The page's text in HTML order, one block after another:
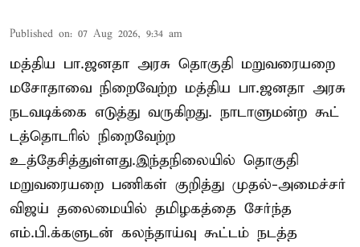
Published on: 07 Aug 2026, 9:34 am
மத்திய பா.ஜனதா அரசு தொகுதி மறுவரையறை
மசோதாவை நிறைவேற்ற மத்திய பா.ஜனதா அரசு
நடவடிக்கை எடுத்து வருகிறது. நாடாளுமன்ற கூட்
டத்தொடரில் நிறைவேற்ற
உத்தேசித்துள்ளது.இந்தநிலையில் தொகுதி
மறுவரையறை பணிகள் குறித்து முதல்-அமைச்சர்
விஜய் தலைமையில் தமிழகத்தை சேர்ந்த
எம்.பி.க்களுடன் கலந்தாய்வு கூட்டம் நடத்த